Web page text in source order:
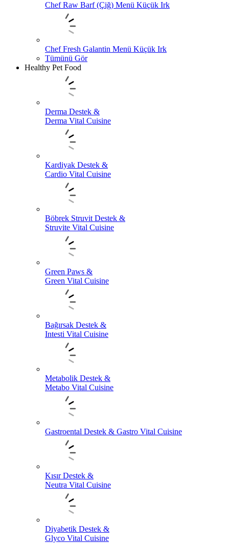
Chef Raw Barf (Çiğ) Menü Küçük Irk
Chef Fresh Galantin Menü Küçük Irk
Tümünü Gör
Healthy Pet Food
Derma Destek &
Derma Vital Cuisine
Kardiyak Destek &
Cardio Vital Cuisine
Böbrek Struvit Destek &
Struvite Vital Cuisine
Green Paws &
Green Vital Cuisine
Bağırsak Destek &
Intesti Vital Cuisine
Metabolik Destek &
Metabo Vital Cuisine
Gastroental Destek & Gastro Vital Cuisine
Kısır Destek &
Neutra Vital Cuisine
Diyabetik Destek &
Glyco Vital Cuisine